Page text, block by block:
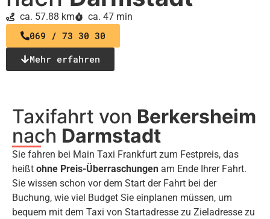
ca. 57.88 km ca. 47 min
069 / 73 30 30
Mehr erfahren
Taxifahrt von Berkersheim
nach Darmstadt
Sie fahren bei Main Taxi Frankfurt zum Festpreis, das
heißt ohne Preis-Überraschungen am Ende Ihrer Fahrt.
Sie wissen schon vor dem Start der Fahrt bei der
Buchung, wie viel Budget Sie einplanen müssen, um
bequem mit dem Taxi von Startadresse zu Zieladresse zu